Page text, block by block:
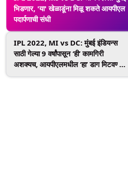
भिडणार, 'या' खेळाडूंना मिळू शकते आयपीएल
पदार्पणाची संधी
IPL 2022, MI vs DC: मुंबई इंडियन्स
साठी गेल्या 9 वर्षांपासून ‘ही’ कामगिरी
अशक्यच, आयपीएलमधील ‘हा’ डाग मिटवण्यात